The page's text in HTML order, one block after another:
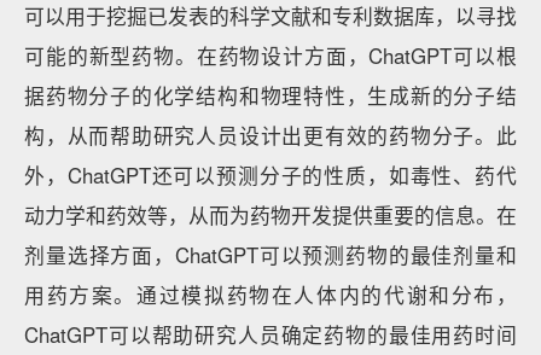
可以用于挖掘已发表的科学文献和专利数据库，以寻找
可能的新型药物。在药物设计方面，ChatGPT可以根
据药物分子的化学结构和物理特性，生成新的分子结
构，从而帮助研究人员设计出更有效的药物分子。此
外，ChatGPT还可以预测分子的性质，如毒性、药代
动力学和药效等，从而为药物开发提供重要的信息。在
剂量选择方面，ChatGPT可以预测药物的最佳剂量和
用药方案。通过模拟药物在人体内的代谢和分布，
ChatGPT可以帮助研究人员确定药物的最佳用药时间